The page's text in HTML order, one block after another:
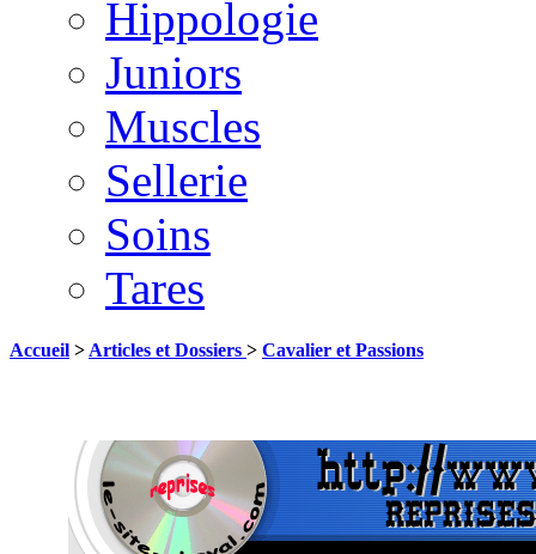
Hippologie
Juniors
Muscles
Sellerie
Soins
Tares
Accueil > Articles et Dossiers > Cavalier et Passions